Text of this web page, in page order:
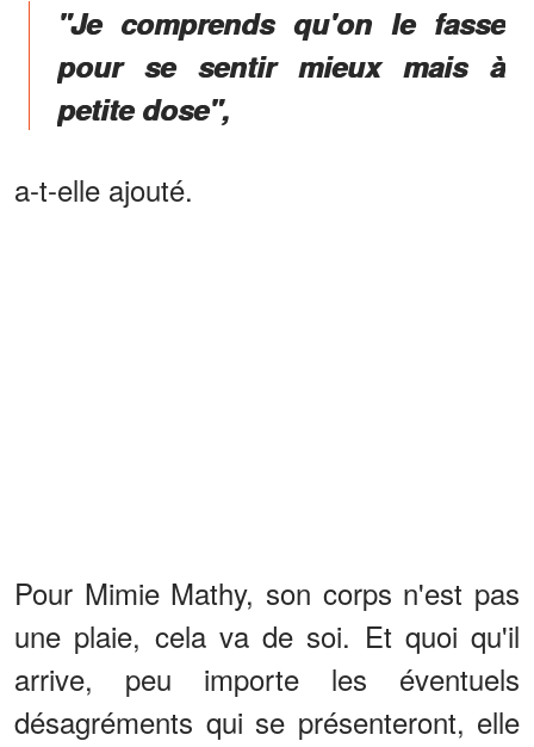
"Je comprends qu'on le fasse
pour se sentir mieux mais à
petite dose",
a-t-elle ajouté.
Pour Mimie Mathy, son corps n'est pas
une plaie, cela va de soi. Et quoi qu'il
arrive, peu importe les éventuels
désagréments qui se présenteront, elle